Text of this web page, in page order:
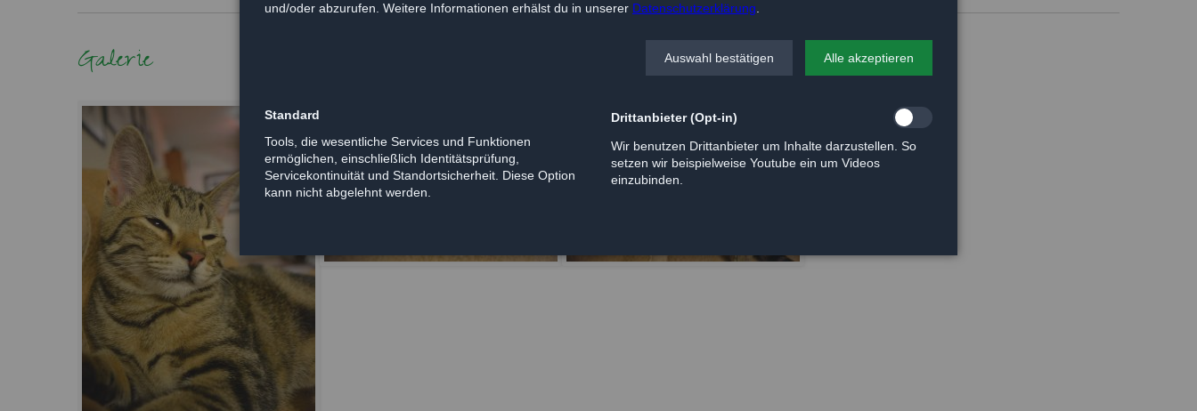
Galerie
und/oder abzurufen. Weitere Informationen erhälst du in unserer Datenschutzerklärung.
Auswahl bestätigen Alle akzeptieren
Standard
Tools, die wesentliche Services und Funktionen
ermöglichen, einschließlich Identitätsprüfung,
Servicekontinuität und Standortsicherheit. Diese Option
kann nicht abgelehnt werden.
Drittanbieter (Opt-in)
Wir benutzen Drittanbieter um Inhalte darzustellen. So
setzen wir beispielweise Youtube ein um Videos
einzubinden.